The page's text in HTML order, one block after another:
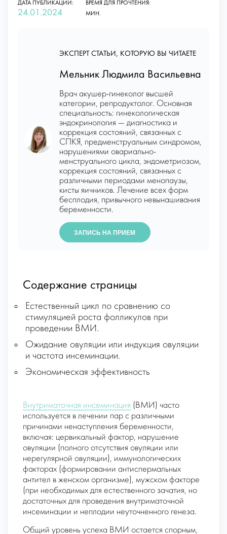
ДАТА ПУБЛИКАЦИИ:
24.01.2024
ВРЕМЯ ДЛЯ ПРОЧТЕНИЯ:
МИН.
ЭКСПЕРТ СТАТЬИ, КОТОРУЮ ВЫ ЧИТАЕТЕ
Мельник Людмила Васильевна
Врач акушер-гинеколог высшей
категории, репродуктолог. Основная
специальность: гинекологическая
эндокринология — диагностика и
коррекция состояний, связанных с
СПКЯ, предменструальным синдромом,
нарушениями овариально-
менструального цикла, эндометриозом,
коррекция состояний, связанных с
различными периодами менопаузы,
кисты яичников. Лечение всех форм
бесплодия, привычного невынашивания
беременности.
ЗАПИСЬ НА ПРИЕМ
Содержание страницы
Естественный цикл по сравнению со
стимуляцией роста фолликулов при
проведении ВМИ.
Ожидание овуляции или индукция овуляции
и частота инсеминации.
Экономическая эффективность
Внутриматочная инсеминация (ВМИ) часто
используется в лечении пар с различными
причинами ненаступления беременности,
включая: цервикальный фактор, нарушение
овуляции (полного отсутствия овуляции или
нерегулярной овуляции), иммунологических
факторах (формировании антиспермальных
антител в женском организме), мужском факторе
(при необходимых для естественного зачатия, но
достаточных для проведения внутриматочной
инсеминации и неплодии неуточненного генеза.
Общий уровень успеха ВМИ остается спорным,